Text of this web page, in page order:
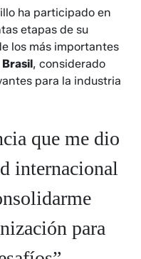
ha participado en
etapas de su
los más importantes
Brasil, considerado
para la industria
que me dio
internacional
para